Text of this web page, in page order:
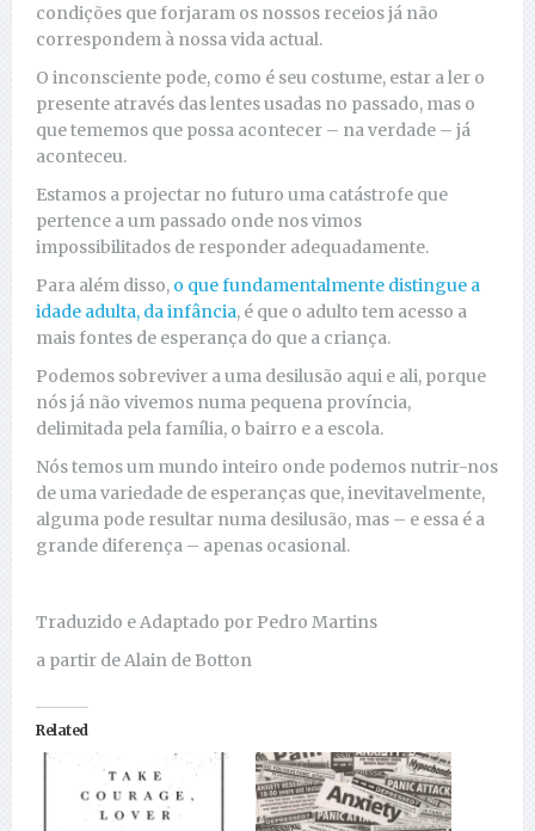
condições que forjaram os nossos receios já não
correspondem à nossa vida actual.
O inconsciente pode, como é seu costume, estar a ler o
presente através das lentes usadas no passado, mas o
que tememos que possa acontecer – na verdade – já
aconteceu.
Estamos a projectar no futuro uma catástrofe que
pertence a um passado onde nos vimos
impossibilitados de responder adequadamente.
Para além disso, o que fundamentalmente distingue a
idade adulta, da infância, é que o adulto tem acesso a
mais fontes de esperança do que a criança.
Podemos sobreviver a uma desilusão aqui e ali, porque
nós já não vivemos numa pequena província,
delimitada pela família, o bairro e a escola.
Nós temos um mundo inteiro onde podemos nutrir-nos
de uma variedade de esperanças que, inevitavelmente,
alguma pode resultar numa desilusão, mas – e essa é a
grande diferença – apenas ocasional.
Traduzido e Adaptado por Pedro Martins
a partir de Alain de Botton
Related